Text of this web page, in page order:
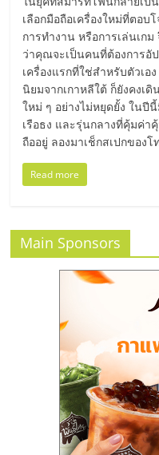
SMEs,
แฟ
รน
ไชส์,
ที่
ปรึกษา
แฟ
ไชส์,
เลือกมือถือเครื่องใหม่ที่ตอบ
การทำงาน หรือการเล่นเก
ว่าคุณจะเป็นคนที่ต้องการอัป
เครื่องแรกที่ใช่สำหรับตัวเอ
นิยมจากเกาหลีใต้ ก็ยังคงเ
ใหม่ ๆ อย่างไม่หยุดยั้ง ใน
เรือธง และรุ่นกลางที่คุ้มค่
ถืออยู่ ลองมาเช็กสเปกของ
Read more
Main Sponsors